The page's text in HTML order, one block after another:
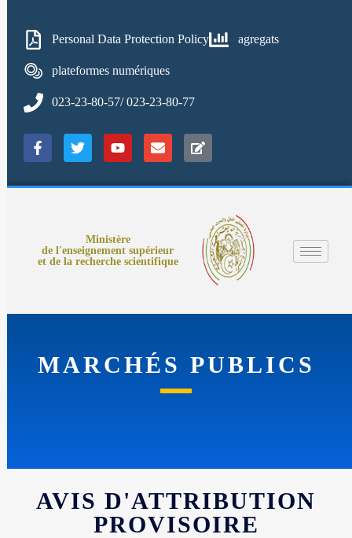
Personal Data Protection Policy agregats
plateformes numériques
023-23-80-57/ 023-23-80-77
Ministère
de l'enseignement supérieur
et de la recherche scientifique
MARCHÉS PUBLICS
AVIS D'ATTRIBUTION
PROVISOIRE